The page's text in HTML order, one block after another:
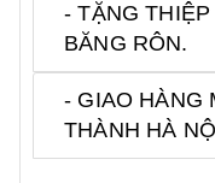
- TẶNG
BĂNG RÔN.
- GIAO HÀNG
THÀNH HÀ